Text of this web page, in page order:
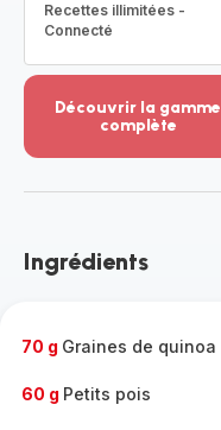
Recettes illimitées -
Connecté
Découvrir la gamme
complète
-
gamme
Ingrédients
70 g Graines de quinoa
60 g Petits pois